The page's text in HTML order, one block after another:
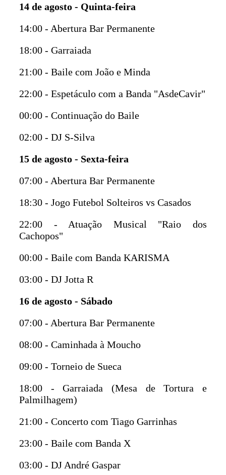
14 de agosto - Quinta-feira
14:00 - Abertura Bar Permanente
18:00 - Garraiada
21:00 - Baile com João e Minda
22:00 - Espetáculo com a Banda "AsdeCavir"
00:00 - Continuação do Baile
02:00 - DJ S-Silva
15 de agosto - Sexta-feira
07:00 - Abertura Bar Permanente
18:30 - Jogo Futebol Solteiros vs Casados
22:00 - Atuação Musical "Raio dos
Cachopos"
00:00 - Baile com Banda KARISMA
03:00 - DJ Jotta R
16 de agosto - Sábado
07:00 - Abertura Bar Permanente
08:00 - Caminhada à Moucho
09:00 - Torneio de Sueca
18:00 - Garraiada (Mesa de Tortura e
Palmilhagem)
21:00 - Concerto com Tiago Garrinhas
23:00 - Baile com Banda X
03:00 - DJ André Gaspar